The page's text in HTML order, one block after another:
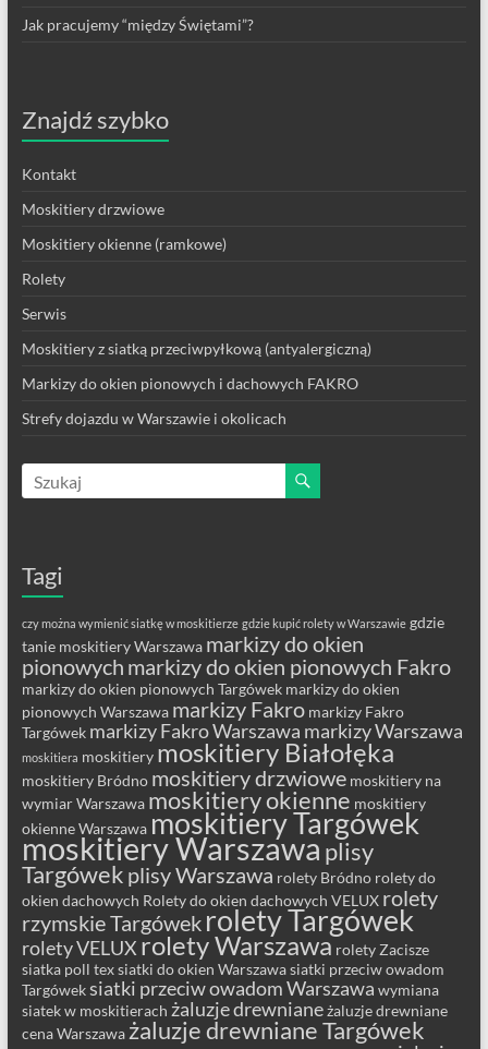
Jak pracujemy “między Świętami”?
Znajdź szybko
Kontakt
Moskitiery drzwiowe
Moskitiery okienne (ramkowe)
Rolety
Serwis
Moskitiery z siatką przeciwpyłkową (antyalergiczną)
Markizy do okien pionowych i dachowych FAKRO
Strefy dojazdu w Warszawie i okolicach
Tagi
czy można wymienić siatkę w moskitierze gdzie kupić rolety w Warszawie gdzie
tanie moskitiery Warszawa markizy do okien
pionowych markizy do okien pionowych Fakro
markizy do okien pionowych Targówek markizy do okien
pionowych Warszawa markizy Fakro markizy Fakro
Targówek markizy Fakro Warszawa markizy Warszawa
moskitiera moskitiery moskitiery Białołęka
moskitiery Bródno moskitiery drzwiowe moskitiery na
wymiar Warszawa moskitiery okienne moskitiery
okienne Warszawa moskitiery Targówek
moskitiery Warszawa plisy
Targówek plisy Warszawa rolety Bródno rolety do
okien dachowych Rolety do okien dachowych VELUX rolety
rzymskie Targówek rolety Targówek
rolety VELUX rolety Warszawa rolety Zacisze
siatka poll texsiatki do okien Warszawasiatki przeciw owadom
Targóweksiatki przeciw owadom Warszawa wymiana
siatek w moskitierach żaluzje drewnianeżaluzje drewniane
cena Warszawa żaluzje drewniane Targówek